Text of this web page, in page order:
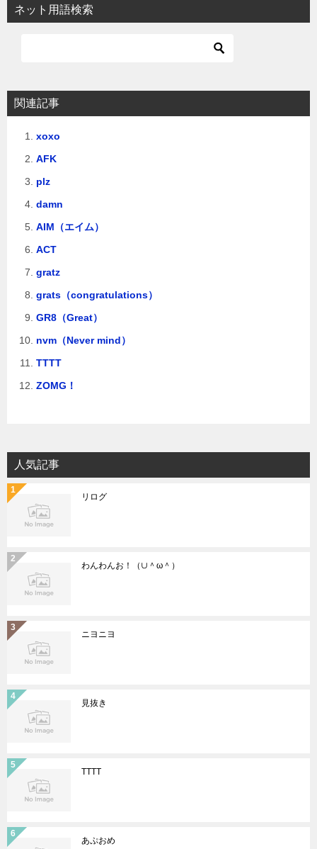
ゲ
ョ
ン
ネット用語検索
関連記事
xoxo
AFK
plz
damn
AIM（エイム）
ACT
gratz
grats（congratulations）
GR8（Great）
nvm（Never mind）
TTTT
ZOMG！
人気記事
リログ
わんわんお！（∪＾ω＾）
ニヨニヨ
見抜き
TTTT
あぷおめ